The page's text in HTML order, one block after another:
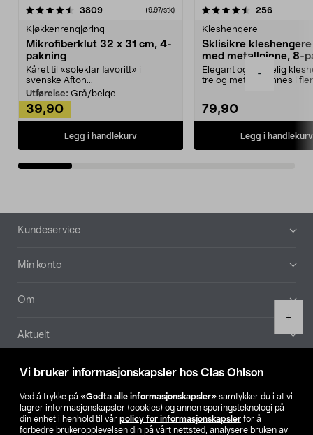
Vi bruker informasjonskapsler hos Clas Ohlson
Ved å trykke på «Godta alle informasjonskapsler» samtykker du i at vi
lagrer informasjonskapsler (cookies) og annen sporingsteknologi på
din enhet i henhold til vår policy for informasjonskapsler for å
forbedre brukeropplevelsen din på vårt nettsted, analysere bruken av
-
+
3809anmeldelser(9,97/stk)
Kjøkkenrengjøring
Mikrofiberklut 32 x 31 cm, 4-
pakning
Kåret til «soleklar favoritt» i
svenske Afton...
Utførelse: Grå/beige
39,90
Legg i handlekurv
4.5av 5 stjerner 256
Kleshengere
Sklisikre
med metallpinne, 8-
Elegant og skikkelig
tre og metall – finnes i
79,90
Legg i handlekurv
4.5av 5 stjerner
Bunntekst
Kundeservice
Min konto
Om
Aktuelt
Våre selskaper
Finn din butikk